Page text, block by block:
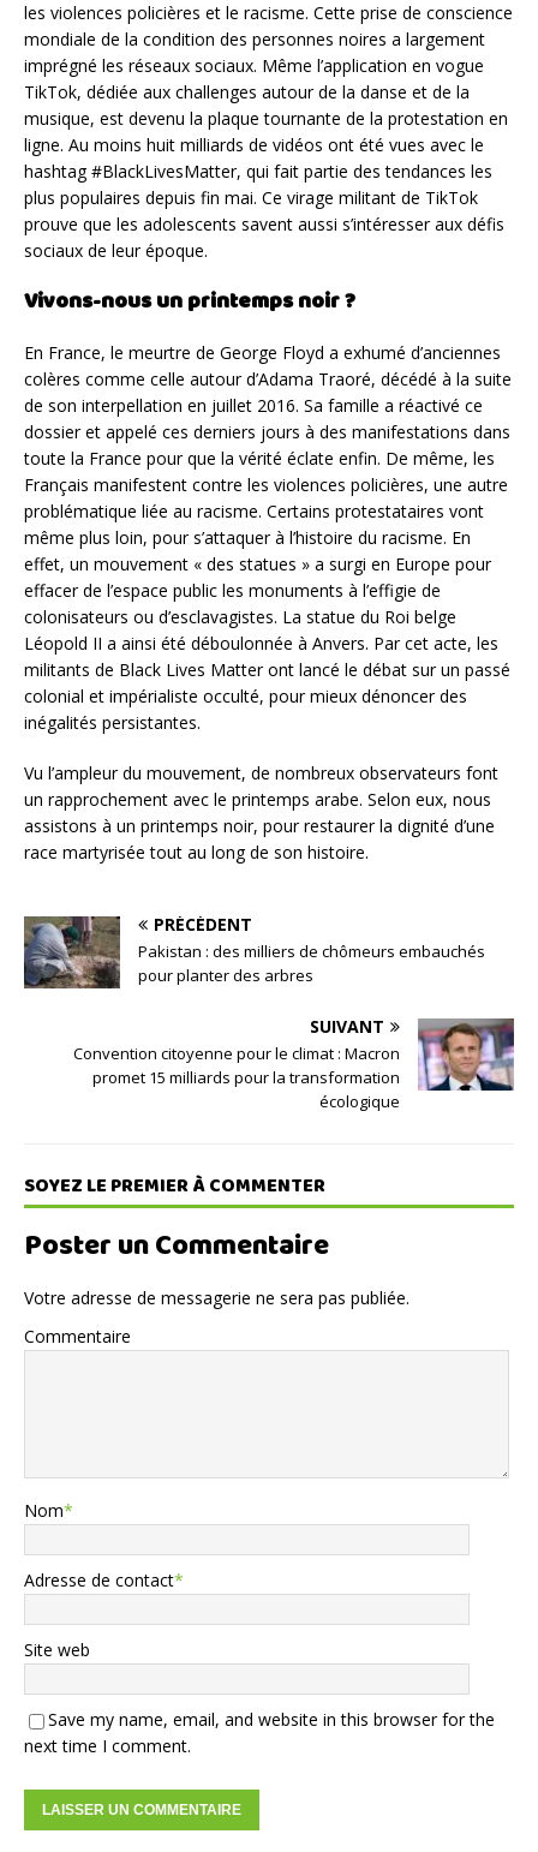
les violences policières et le racisme. Cette prise de conscience
mondiale de la condition des personnes noires a largement
imprégné les réseaux sociaux. Même l’application en vogue
TikTok, dédiée aux challenges autour de la danse et de la
musique, est devenu la plaque tournante de la protestation en
ligne. Au moins huit milliards de vidéos ont été vues avec le
hashtag #BlackLivesMatter, qui fait partie des tendances les
plus populaires depuis fin mai. Ce virage militant de TikTok
prouve que les adolescents savent aussi s’intéresser aux défis
sociaux de leur époque.
Vivons-nous un printemps noir ?
En France, le meurtre de George Floyd a exhumé d’anciennes
colères comme celle autour d’Adama Traoré, décédé à la suite
de son interpellation en juillet 2016. Sa famille a réactivé ce
dossier et appelé ces derniers jours à des manifestations dans
toute la France pour que la vérité éclate enfin. De même, les
Français manifestent contre les violences policières, une autre
problématique liée au racisme. Certains protestataires vont
même plus loin, pour s’attaquer à l’histoire du racisme. En
effet, un mouvement « des statues » a surgi en Europe pour
effacer de l’espace public les monuments à l’effigie de
colonisateurs ou d’esclavagistes. La statue du Roi belge
Léopold II a ainsi été déboulonnée à Anvers. Par cet acte, les
militants de Black Lives Matter ont lancé le débat sur un passé
colonial et impérialiste occulté, pour mieux dénoncer des
inégalités persistantes.
Vu l’ampleur du mouvement, de nombreux observateurs font
un rapprochement avec le printemps arabe. Selon eux, nous
assistons à un printemps noir, pour restaurer la dignité d’une
race martyrisée tout au long de son histoire.
PRÉCÉDENT
Pakistan : des milliers de chômeurs embauchés
pour planter des arbres
SUIVANT
Convention citoyenne pour le climat : Macron
promet 15 milliards pour la transformation
écologique
SOYEZ LE PREMIER À COMMENTER
Poster un Commentaire
Votre adresse de messagerie ne sera pas publiée.
Commentaire
Nom*
Adresse de contact*
Site web
Save my name, email, and website in this browser for the
next time I comment.